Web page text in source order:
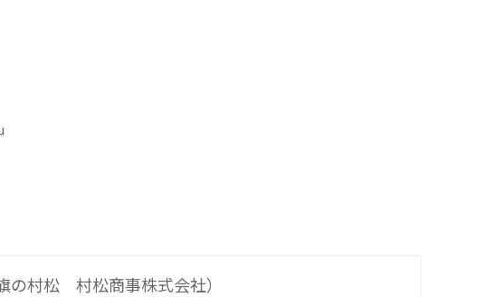
村松 村松商事株式会社）